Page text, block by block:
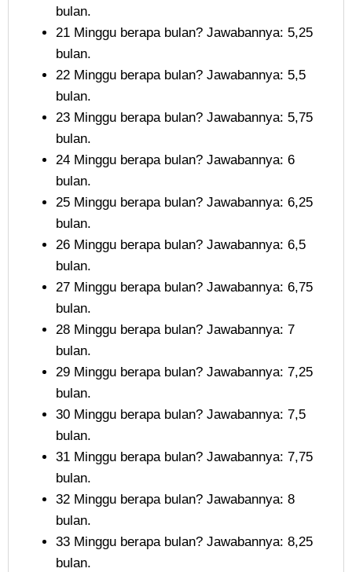
bulan.
21 Minggu berapa bulan? Jawabannya: 5,25
bulan.
22 Minggu berapa bulan? Jawabannya: 5,5
bulan.
23 Minggu berapa bulan? Jawabannya: 5,75
bulan.
24 Minggu berapa bulan? Jawabannya: 6
bulan.
25 Minggu berapa bulan? Jawabannya: 6,25
bulan.
26 Minggu berapa bulan? Jawabannya: 6,5
bulan.
27 Minggu berapa bulan? Jawabannya: 6,75
bulan.
28 Minggu berapa bulan? Jawabannya: 7
bulan.
29 Minggu berapa bulan? Jawabannya: 7,25
bulan.
30 Minggu berapa bulan? Jawabannya: 7,5
bulan.
31 Minggu berapa bulan? Jawabannya: 7,75
bulan.
32 Minggu berapa bulan? Jawabannya: 8
bulan.
33 Minggu berapa bulan? Jawabannya: 8,25
bulan.